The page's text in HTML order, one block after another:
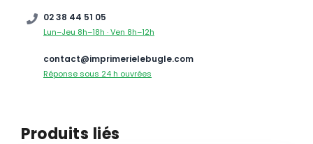
02 38 44 51 05
Lun–Jeu 8h–18h · Ven 8h–12h
contact@imprimerielebugle.com
Réponse sous 24 h ouvrées
Produits liés